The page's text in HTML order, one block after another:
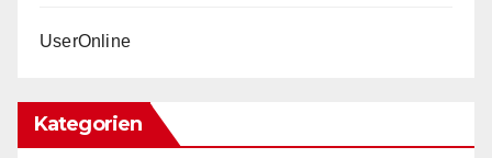
UserOnline
Kategorien